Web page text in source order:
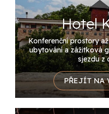
Hotel
Konferenční prostory
ubytování a zážitková
sjezdu z
PŘEJÍT NA